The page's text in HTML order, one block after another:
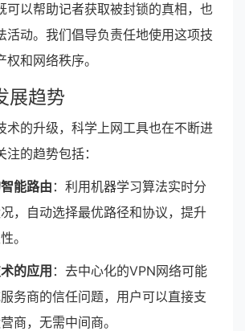
可以帮助记者获取被封锁的真相，也
活动。我们倡导负责任地使用这项技
和网络秩序。
展趋势
术的升级，科学上网工具也在不断进
的趋势包括：
能路由 ：利用机器学习算法实时分
，自动选择最优路径和协议，提升
。
的应用 ：去中心化的VPN网络可能
务商的信任问题，用户可以直接支
商，无需中间商。